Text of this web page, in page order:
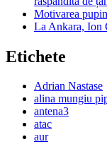
Motivarea
La Ankara, Ion
Etichete
Adrian Nastase
alina mungiu
antena3
atac
aur